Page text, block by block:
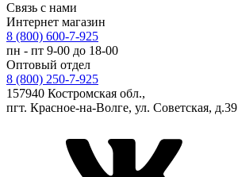
Связь с нами
Интернет магазин
8 (800) 600-7-925
пн - пт 9-00 до 18-00
Оптовый отдел
8 (800) 250-7-925
157940 Костромская обл.,
пгт. Красное-на-Волге, ул. Советская, д.39